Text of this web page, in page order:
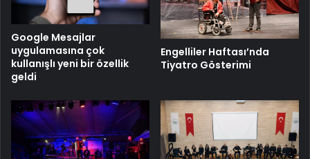
Google Mesajlar
uygulamasına çok
kullanışlı yeni bir özellik
geldi
Engelliler Haftası’nda
Tiyatro Gösterimi